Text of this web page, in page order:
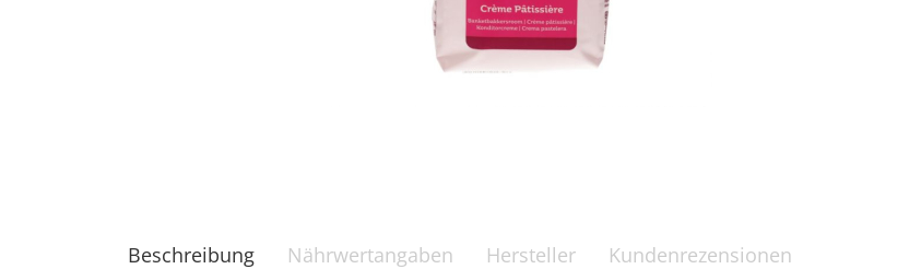
Beschreibung Nährwertangaben Hersteller Kundenrezensionen